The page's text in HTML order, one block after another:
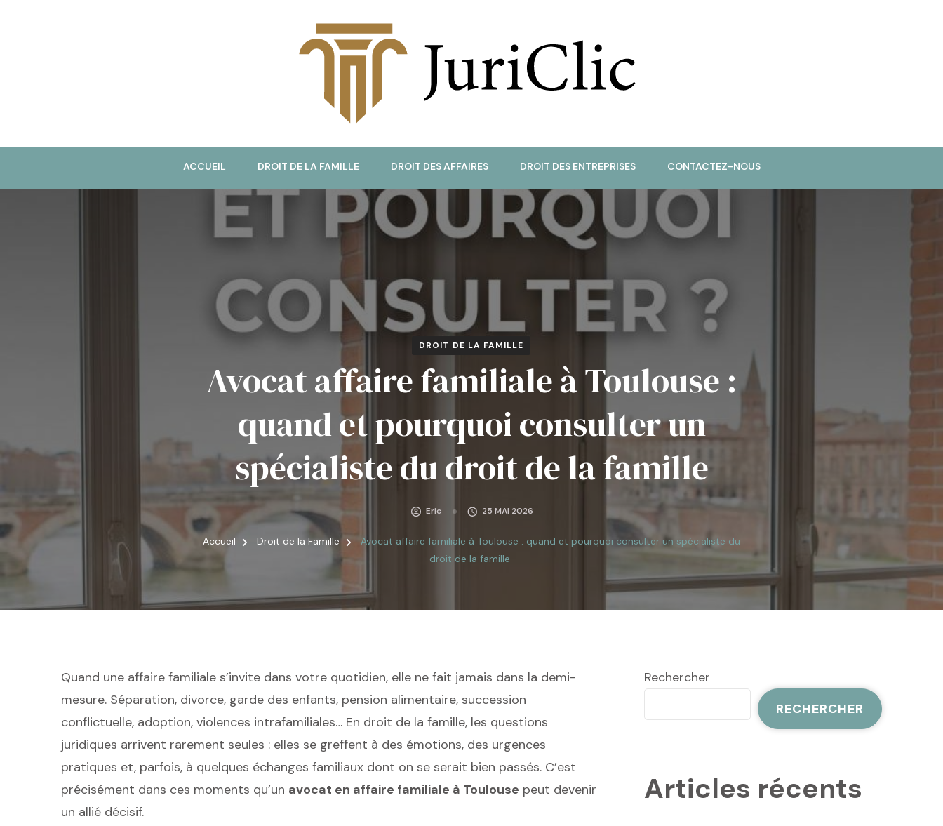
JuriClic
ACCUEIL DROIT DE LA FAMILLE DROIT DES AFFAIRES DROIT DES ENTREPRISES CONTACTEZ-NOUS
DROIT DE LA FAMILLE
Avocat affaire familiale à Toulouse :
quand et pourquoi consulter un
spécialiste du droit de la famille
Eric 25 MAI 2026
Accueil Droit de la Famille
Avocat affaire familiale à Toulouse : quand et pourquoi consulter un spécialiste du
droit de la famille
Quand une affaire familiale s’invite dans votre quotidien, elle ne fait jamais dans la demi-
mesure. Séparation, divorce, garde des enfants, pension alimentaire, succession
conflictuelle, adoption, violences intrafamiliales… En droit de la famille, les questions
juridiques arrivent rarement seules : elles se greffent à des émotions, des urgences
pratiques et, parfois, à quelques échanges familiaux dont on se serait bien passés. C’est
précisément dans ces moments qu’un avocat en affaire familiale à Toulouse peut devenir
un allié décisif.
Rechercher
RECHERCHER
Articles récents